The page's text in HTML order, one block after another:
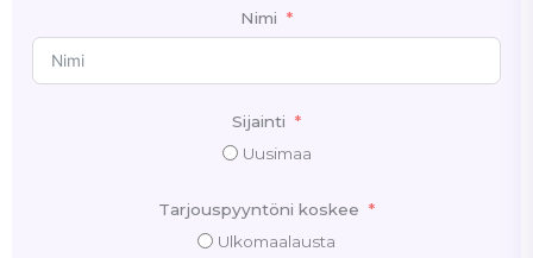
Nimi
Sijainti
Uusimaa
Tarjouspyyntöni koskee
Ulkomaalausta